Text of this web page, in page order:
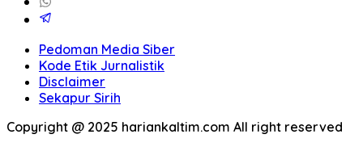
Pedoman Media Siber
Kode Etik Jurnalistik
Disclaimer
Sekapur Sirih
Copyright @ 2025 hariankaltim.com All right reserved